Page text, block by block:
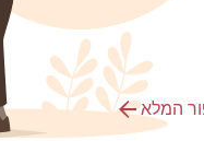
המלא